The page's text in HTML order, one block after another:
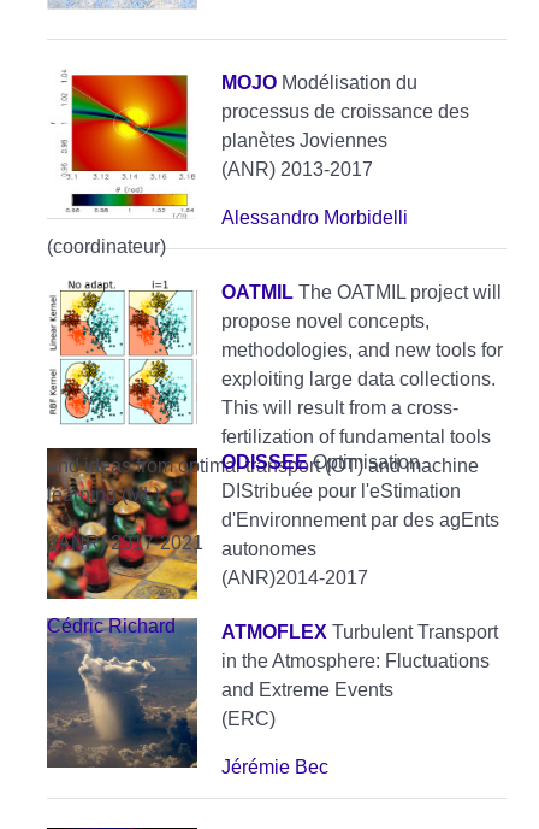
MOJO Modélisation du
processus de croissance des
planètes Joviennes
(ANR) 2013-2017
Alessandro Morbidelli
(coordinateur)
OATMIL The OATMIL project will
propose novel concepts,
methodologies, and new tools for
exploiting large data collections.
This will result from a cross-
fertilization of fundamental tools
and ideas from optimal transport (OT) and machine
learning (ML)
(ANR) 2017-2021
ODISSEEOptimisation
DIStribuée pour l'eStimation
d'Environnement par des agEnts
autonomes
(ANR)2014-2017
Cédric Richard ATMOFLEX Turbulent Transport
in the Atmosphere: Fluctuations
and Extreme Events
(ERC)
Jérémie Bec